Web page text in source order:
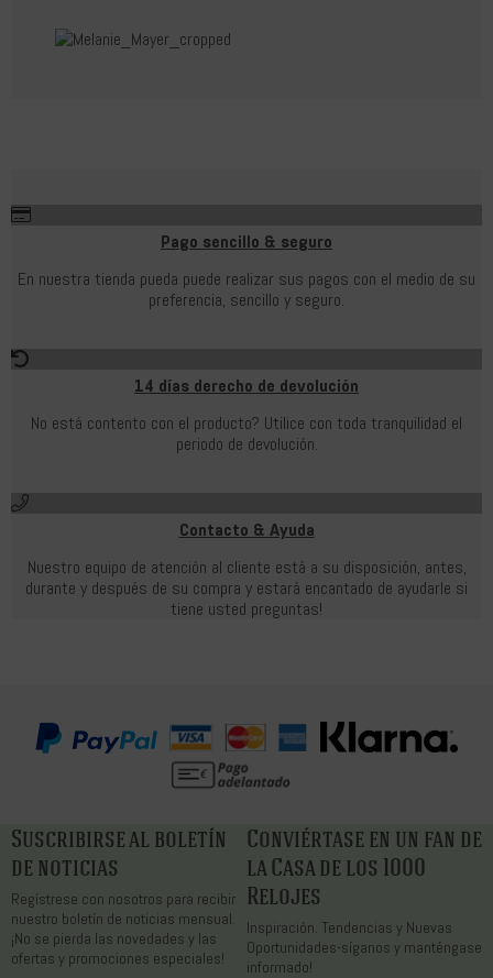
Pago sencillo & seguro
En nuestra tienda pueda puede realizar sus pagos con el medio de su
preferencia, sencillo y seguro.
14 días derecho de devolución
No está contento con el producto? Utilice con toda tranquilidad el
periodo de devolución.
Contacto & Ayuda
Nuestro equipo de atención al cliente está a su disposición, antes,
durante y después de su compra y estará encantado de ayudarle si
tiene usted preguntas!
Suscribirse al boletín
de noticias
Regístrese con nosotros para recibir
nuestro boletín de noticias mensual.
¡No se pierda las novedades y las
ofertas y promociones especiales!
Conviértase en un fan de
la Casa de los 1000
Relojes
Inspiración. Tendencias y Nuevas
Oportunidades-síganos y manténgase
informado!